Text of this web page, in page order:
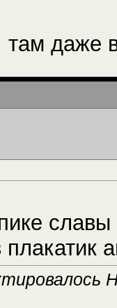
там даже
славы
плакатик